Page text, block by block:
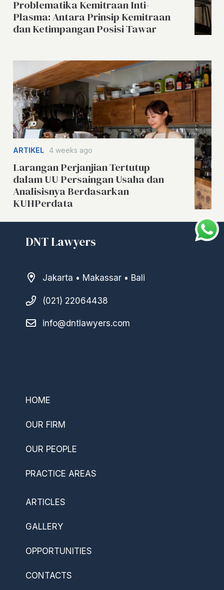
Problematika Kemitraan Inti-
Plasma: Antara Prinsip Kemitraan
dan Ketimpangan Posisi Tawar
ARTIKEL 4 weeks ago
Larangan Perjanjian Tertutup
dalam UU Persaingan Usaha dan
Analisisnya Berdasarkan
KUHPerdata
DNT Lawyers
Jakarta • Makassar • Bali
(021) 22064438
info@dntlawyers.com
HOME
OUR FIRM
OUR PEOPLE
PRACTICE AREAS
ARTICLES
GALLERY
OPPORTUNITIES
CONTACTS